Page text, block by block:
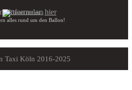
hier
alles rund um den Ballon!
Taxi Köln 2016-2025